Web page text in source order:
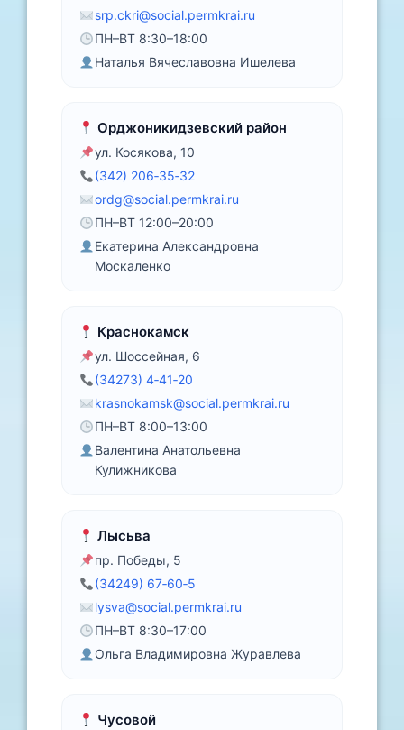
srp.ckri@social.permkrai.ru
ПН–ВТ 8:30–18:00
Наталья Вячеславовна Ишелева
Орджоникидзевский район
ул. Косякова, 10
(342) 206‑35‑32
ordg@social.permkrai.ru
ПН–ВТ 12:00–20:00
Екатерина Александровна
Москаленко
Краснокамск
ул. Шоссейная, 6
(34273) 4‑41‑20
krasnokamsk@social.permkrai.ru
ПН–ВТ 8:00–13:00
Валентина Анатольевна
Кулижникова
Лысьва
пр. Победы, 5
(34249) 67‑60‑5
lysva@social.permkrai.ru
ПН–ВТ 8:30–17:00
Ольга Владимировна Журавлева
Чусовой